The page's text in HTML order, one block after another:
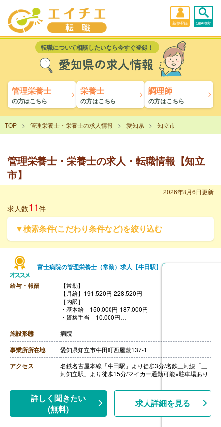
新規登録 Q&A検索
転職について相談したいなら今すぐ登録！
愛知県の求人情報
管理栄養士
の方はこちら
栄養士
の方はこちら
調理師
の方はこちら
TOP 管理栄養士・栄養士の求人情報 愛知県 知立市
管理栄養士・栄養士の求人・転職情報【知立
市】
2026年8月6日更新
求人数11 件
▼検索条件(こだわり条件など)を絞り込む
富士病院の管理栄養士（常勤）求人【牛田駅】
給与・報酬
【常勤】
【月給】191,520円‐228,520円
［内訳］
・基本給 150,000円‐187,000円
・資格手当 10,000円
・調整手当 21,520円
・ベースアップ手当 10,000円※金額変動あり
［その他手当］
・05:30-14:30の勤務 1,000円/日
・家族手当 配偶者5,000円 子供3,000円※所得税法上
扶養で同居の場合
【賞与】年2回（計4.00ヶ月分）※前年度実績
【通勤手当】あり（上限22,000円/月）
績
【退職金】あり※勤続3年以上
施設形態 病院
事業所所在地 愛知県知立市牛田町西屋敷137-1
アクセス
名鉄名古屋本線「牛田駅」より徒歩3分/名鉄三河線「三
河知立駅」より徒歩15分/マイカー通勤可能※駐車場あり
詳しく聞きたい
(無料)
求人詳細を見る